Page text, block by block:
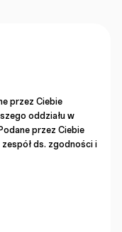
przez Ciebie
oddziału w
przez Ciebie
ds. zgodności i